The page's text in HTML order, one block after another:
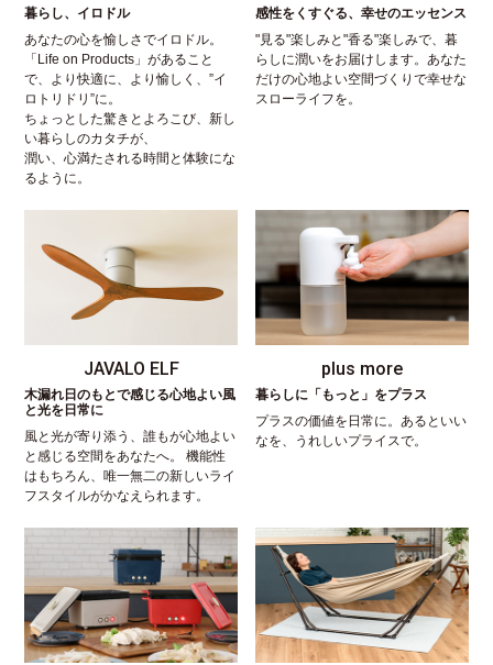
暮らし、イロドル
あなたの心を愉しさでイロドル。
「Life on Products」があること
で、より快適に、より愉しく、”イ
ロトリドリ”に。
ちょっとした驚きとよろこび、新し
い暮らしのカタチが、
潤い、心満たされる時間と体験にな
るように。
感性をくすぐる、幸せのエッセンス
"見る"楽しみと"香る"楽しみで、暮
らしに潤いをお届けします。あなた
だけの心地よい空間づくりで幸せな
スローライフを。
JAVALO ELF
木漏れ日のもとで感じる心地よい風
と光を日常に
風と光が寄り添う、誰もが心地よい
と感じる空間をあなたへ。 機能性
はもちろん、唯一無二の新しいライ
フスタイルがかなえられます。
plus more
暮らしに「もっと」をプラス
プラスの価値を日常に。あるといい
なを、うれしいプライスで。